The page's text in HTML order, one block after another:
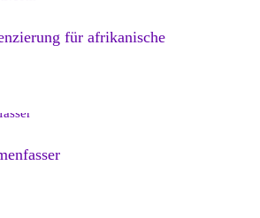
für afrikanische